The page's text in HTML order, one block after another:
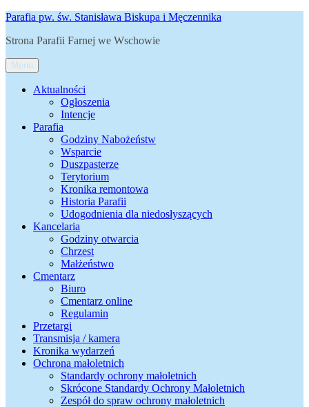
Przejdź
treści
Parafia pw. św. Stanisława Biskupa i Męczennika
Strona Parafii Farnej we Wschowie
Menu
Aktualności
Ogłoszenia
Intencje
Parafia
Godziny Nabożeństw
Wsparcie
Duszpasterze
Terytorium
Kronika remontowa
Historia Parafii
Udogodnienia dla niedosłyszących
Kancelaria
Godziny otwarcia
Chrzest
Małżeństwo
Cmentarz
Biuro
Cmentarz online
Regulamin
Przetargi
Transmisja / kamera
Kronika wydarzeń
Ochrona małoletnich
Standardy ochrony małoletnich
Skrócone Standardy Ochrony Małoletnich
Zespół do spraw ochrony małoletnich